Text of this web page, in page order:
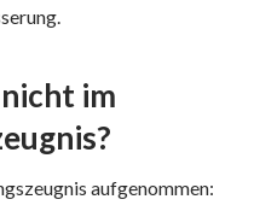
im
aufgenommen: